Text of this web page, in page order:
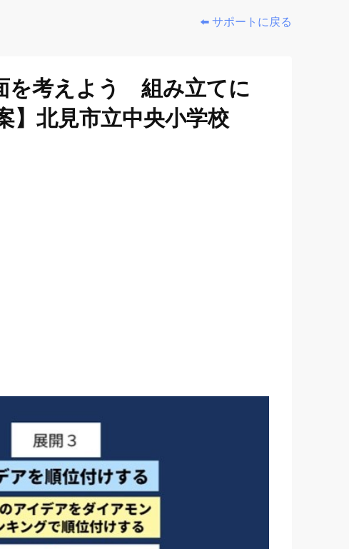
⬅️ サポートに戻る
を考えよう 組み立てに
】北見市立中央小学校